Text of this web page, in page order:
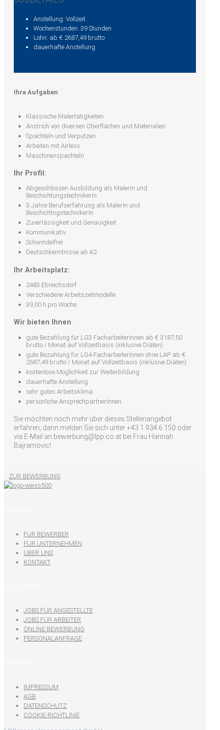
Anstellung: Vollzeit
Wochenstunden: 39 Stunden
Lohn: ab € 2687,49 brutto
dauerhafte Anstellung
Ihre Aufgaben:
Klassische Malertätigkeiten
Anstrich von diversen Oberflächen und Materialien
Spachteln und Verputzen
Arbeiten mit Airless
Maschinenspachteln
Ihr Profil:
Abgeschlossen Ausbildung als MalerIn und
BeschichtungstechnikerIn
3 Jahre Berufserfahrung als MalerIn und
BeschichtngstechnikerIn
Zuverlässigkeit und Genauigkeit
Kommunikativ
Schwindelfrei
Deutschkenntnisse ab A2
Ihr Arbeitsplatz:
2483 Ebreichsdorf
Verschiedene Arbeitszeitmodelle
39,00 h pro Woche
Wir bieten Ihnen:
gute Bezahlung für LG3 FacharbeiterInnen ab € 3187,50
brutto / Monat auf Vollzeitbasis (inklusive Diäten)
gute Bezahlung für LG4 FacharbeiterInnen ohne LAP ab €
2687,49 brutto / Monat auf Vollzeitbasis (inklusive Diäten)
kostenlose Möglichkeit zur Weiterbildung
dauerhafte Anstellung
sehr gutes Arbeitsklima
persönliche AnsprechpartnerInnen
Sie möchten noch mehr über dieses Stellenangebot
erfahren, dann melden Sie sich unter +43 1 934 6 150 oder
via E-Mail an bewerbung@lpp.co.at bei Frau Hannah
Bajramovic!
ZUR BEWERBUNG
FÜR BEWERBER
FÜR UNTERNEHMEN
ÜBER UNS
KONTAKT
JOBS FÜR ANGESTELLTE
JOBS FÜR ARBEITER
ONLINE BEWERBUNG
PERSONALANFRAGE
IMPRESSUM
AGB
DATENSCHUTZ
COOKIE-RICHTLINIE